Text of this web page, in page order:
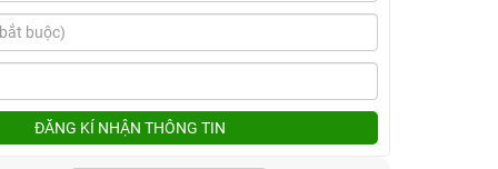
ĐĂNG KÍ NHẬN THÔNG TIN